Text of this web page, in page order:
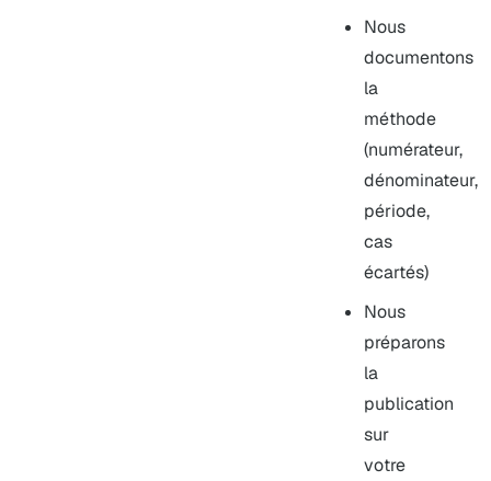
Nous
documentons
la
méthode
(numérateur,
dénominateur,
période,
cas
écartés)
Nous
préparons
la
publication
sur
votre